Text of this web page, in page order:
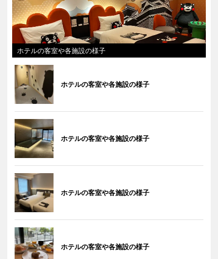
ホテルの客室や各施設の様子
ホテルの客室や各施設の様子
ホテルの客室や各施設の様子
ホテルの客室や各施設の様子
ホテルの客室や各施設の様子